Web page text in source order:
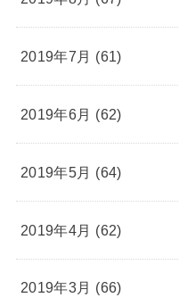
2019年7月 (61)
2019年6月 (62)
2019年5月 (64)
2019年4月 (62)
2019年3月 (66)